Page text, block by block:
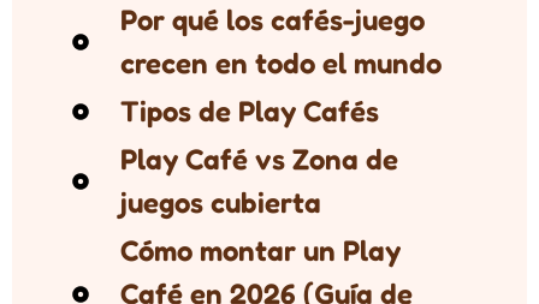
Por qué los cafés-juego
crecen en todo el mundo
Tipos de Play Cafés
Play Café vs Zona de
juegos cubierta
Cómo montar un Play
Café en 2026 (Guía de